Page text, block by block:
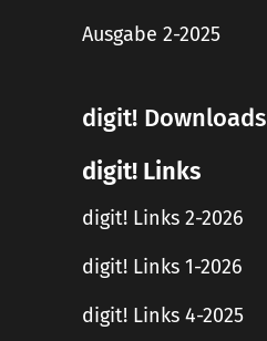
Ausgabe 2-2025
digit! Downloads
digit! Links
digit! Links 2-2026
digit! Links 1-2026
digit! Links 4-2025